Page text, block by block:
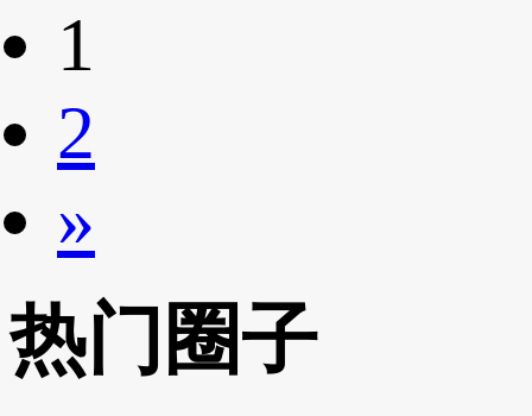
1
2
»
热门圈子